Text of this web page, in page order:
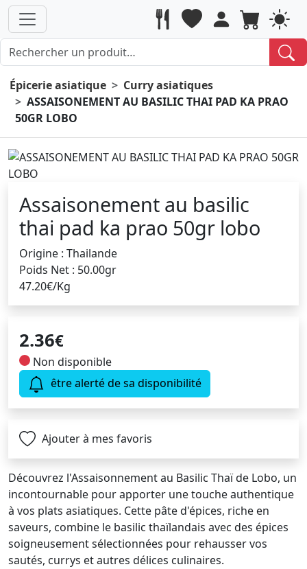
Épicerie asiatique
Curry asiatiques
ASSAISONEMENT AU BASILIC THAI PAD KA PRAO
50GR LOBO
Assaisonement au basilic
thai pad ka prao 50gr lobo
Origine : Thailande
Poids Net : 50.00gr
47.20€/Kg
2.36€
Non disponible
être alerté de sa disponibilité
Ajouter à mes favoris
Découvrez l'Assaisonnement au Basilic Thaï de Lobo, un
incontournable pour apporter une touche authentique
à vos plats asiatiques. Cette pâte d'épices, riche en
saveurs, combine le basilic thaïlandais avec des épices
soigneusement sélectionnées pour rehausser vos
sautés, currys et autres délices culinaires.